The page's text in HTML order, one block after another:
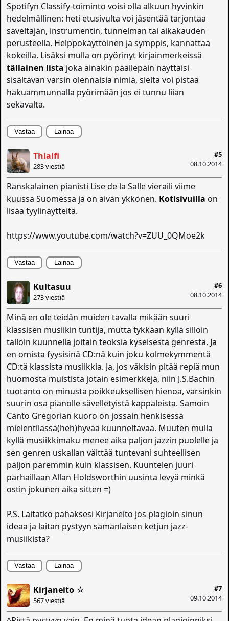
Spotifyn Classify-toiminto voisi olla alkuun hyvinkin
hedelmällinen: heti etusivulta voi jäsentää tarjontaa
säveltäjän, instrumentin, tunnelman tai aikakauden
perusteella. Helppokäyttöinen ja symppis, kannattaa
kokeilla. Lisäksi mulla on pyörinyt kirjainmerkeissä
tällainen lista joka ainakin päällepäin näyttäisi
sisältävän varsin olennaisia nimiä, sieltä voi pistää
hakuammunnalla pyörimään jos ei tunnu liian
sekavalta.
Vastaa Lainaa
#5
08.10.2014
Thialfi
283 viestiä
Ranskalainen pianisti Lise de la Salle vieraili viime
kuussa Suomessa ja on aivan ykkönen. Kotisivuilla on
lisää tyylinäytteitä.
https://www.youtube.com/watch?v=ZUU_0QMoe2k
Vastaa Lainaa
#6
08.10.2014
Kultasuu
273 viestiä
Minä en ole teidän muiden tavalla mikään suuri
klassisen musiikin tuntija, mutta tykkään kyllä silloin
tällöin kuunnella joitain teoksia kyseisestä genrestä. Ja
en omista fyysisinä CD:nä kuin joku kolmekymmentä
CD:tä klassista musiikkia. Ja, jos väkisin pitää repiä mun
huomosta muistista jotain esimerkkejä, niin J.S.Bachin
tuotanto on minusta poikkeuksellisen hienoa, varsinkin
suurin osa pianolle sävelletyistä kappaleista. Samoin
Canto Gregorian kuoro on jossain henkisessä
mielentilassa(heh)hyvää kuunneltavaa. Muuten mulla
kyllä musiikkimaku menee aika paljon jazzin puolelle ja
sen genren uskallan väittää tuntevani suhteellisen
paljon paremmin kuin klassisen. Kuuntelen juuri
parhaillaan Allan Holdsworthin uusinta levyä minkä
ostin jokunen aika sitten =)
P.S. Laitatko pahaksesi Kirjaneito jos plagioin sinun
ideaa ja laitan pystyyn samanlaisen ketjun jazz-
musiikista?
Vastaa Lainaa
#7
09.10.2014
Kirjaneito ☆
567 viestiä